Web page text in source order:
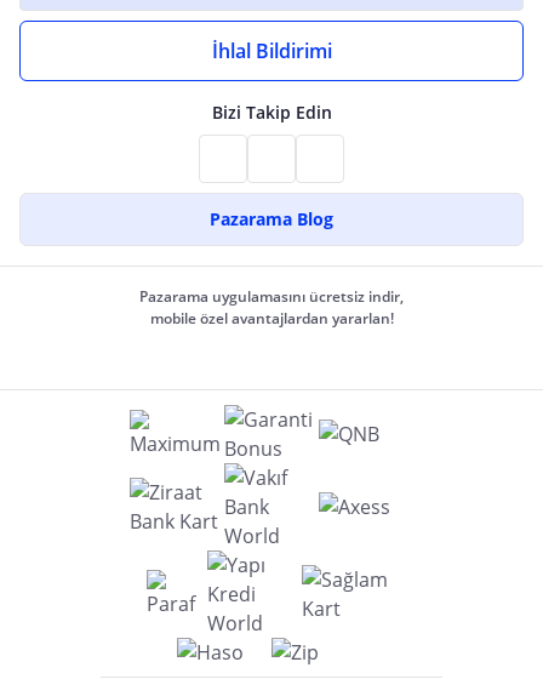
İhlal Bildirimi
Bizi Takip Edin
Pazarama Blog
Pazarama uygulamasını ücretsiz indir,
mobile özel avantajlardan yararlan!